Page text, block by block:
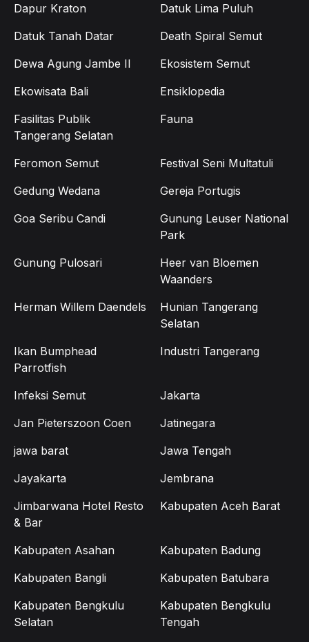
Dapur Kraton
Datuk Lima Puluh
Datuk Tanah Datar
Death Spiral Semut
Dewa Agung Jambe II
Ekosistem Semut
Ekowisata Bali
Ensiklopedia
Fasilitas Publik
Tangerang Selatan
Fauna
Feromon Semut
Festival Seni Multatuli
Gedung Wedana
Gereja Portugis
Goa Seribu Candi
Gunung Leuser National
Park
Gunung Pulosari
Heer van Bloemen
Waanders
Herman Willem Daendels
Hunian Tangerang
Selatan
Ikan Bumphead
Parrotfish
Industri Tangerang
Infeksi Semut
Jakarta
Jan Pieterszoon Coen
Jatinegara
jawa barat
Jawa Tengah
Jayakarta
Jembrana
Jimbarwana Hotel Resto
& Bar
Kabupaten Aceh Barat
Kabupaten Asahan
Kabupaten Badung
Kabupaten Bangli
Kabupaten Batubara
Kabupaten Bengkulu
Selatan
Kabupaten Bengkulu
Tengah